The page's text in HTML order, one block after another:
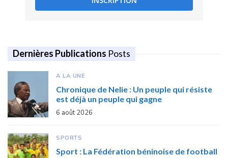
Dernières Publications Posts
A LA UNE
Chronique de Nelie : Un peuple qui résiste
est déjà un peuple qui gagne
6 août 2026
SPORTS
Sport : La Fédération béninoise de football